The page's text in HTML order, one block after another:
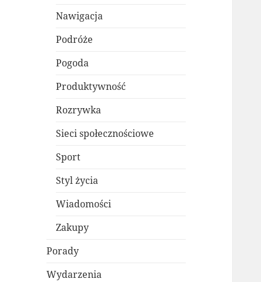
Nawigacja
Podróże
Pogoda
Produktywność
Rozrywka
Sieci społecznościowe
Sport
Styl życia
Wiadomości
Zakupy
Porady
Wydarzenia